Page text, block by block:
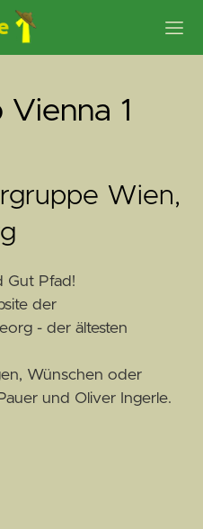
1
Wien,
Gut Pfad!
der
- der ältesten
Wünschen oder
und Oliver Ingerle.